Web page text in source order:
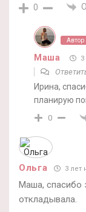
0
Автор
Маша 3
Ирина,
планирую
0
Ольга 3 лет
Маша, спасибо
откладывала.